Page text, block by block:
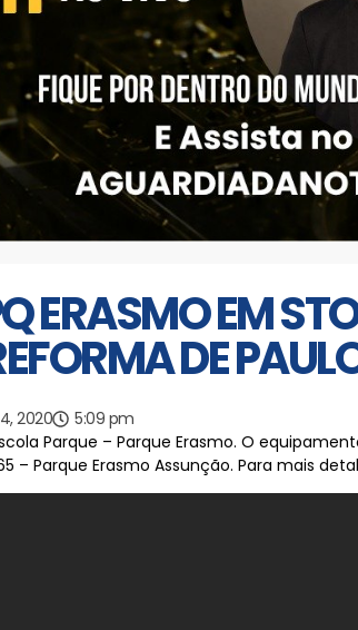
ERASMO EM
DE
2020
5:09 pm
Parque – Parque Erasmo. O
– Parque Erasmo Assunção. Para mais